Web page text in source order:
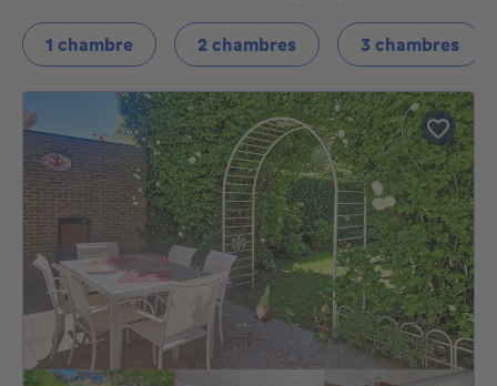
1 chambre 2 chambres 3 chambres